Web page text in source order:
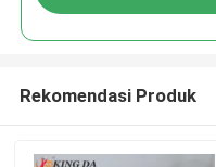
Rekomendasi Produk